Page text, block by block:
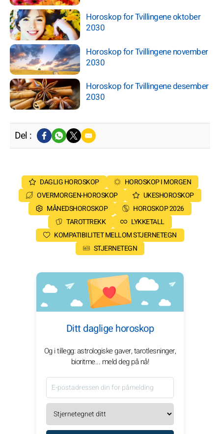
Horoskop for Tvillingene oktober
2030
Horoskop for Tvillingene november
2030
Horoskop for Tvillingene desember
2030
Del :
DAGLIG HOROSKOP
HOROSKOP I MORGEN
OVERMORGEN-HOROSKOP
UKESHOROSKOP
MÅNEDSHOROSKOP
HOROSKOP 2026
TAROTTREKK
LYKKETALL
KOMPATIBILITET MELLOM STJERNETEGN
STJERNETEGN
Ditt daglige horoskop
Og i tillegg: astrologiske gaver, tarotlesninger,
bioritme... meld deg på nå!